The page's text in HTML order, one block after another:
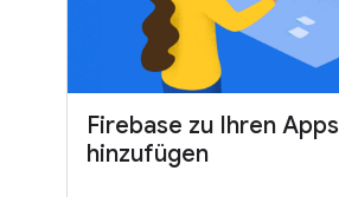
Firebase zu Ihren Apps
hinzufügen